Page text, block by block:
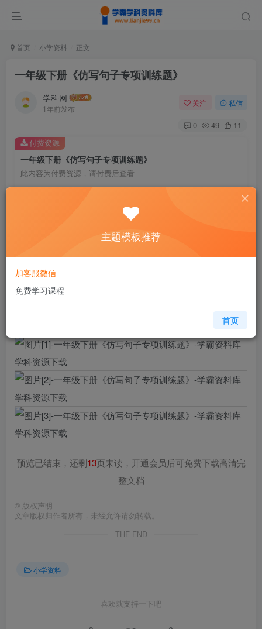
首页 小学资料 正文
一年级下册《仿写句子专项训练题》
学科网
1年前发布
关注 私信
0 49 11
一年级下册《仿写句子专项训练题》
此内容为付费资源，请付费后查看
9.6
暂时无法购买，请与站长联系
格式
页数
付费资源
预览已结束，还剩13页未读，开通会员后可免费下载高清完
整文档
© 版权声明
文章版权归作者所有，未经允许请勿转载。
THE END
小学资料
喜欢就支持一下吧
主题模板推荐
加客服微信
免费学习课程
首页